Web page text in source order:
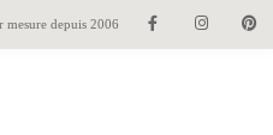
mesure depuis 2006